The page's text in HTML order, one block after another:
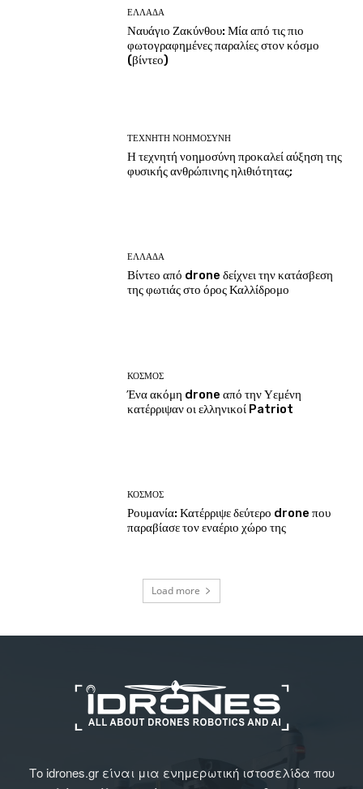
ΕΛΛΑΔΑ
Ναυάγιο Ζακύνθου: Μία από τις πιο
φωτογραφημένες παραλίες στον κόσμο
(βίντεο)
ΤΕΧΝΗΤΗ ΝΟΗΜΟΣΥΝΗ
Η τεχνητή νοημοσύνη προκαλεί αύξηση της
φυσικής ανθρώπινης ηλιθιότητας;
ΕΛΛΑΔΑ
Βίντεο από drone δείχνει την κατάσβεση
της φωτιάς στο όρος Καλλίδρομο
ΚΟΣΜΟΣ
Ένα ακόμη drone από την Υεμένη
κατέρριψαν οι ελληνικοί Patriot
ΚΟΣΜΟΣ
Ρουμανία: Κατέρριψε δεύτερο drone που
παραβίασε τον εναέριο χώρο της
Load more
Το idrones.gr είναι μια ενημερωτική ιστοσελίδα που